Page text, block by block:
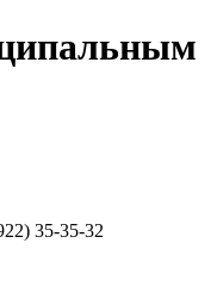
35-35-32